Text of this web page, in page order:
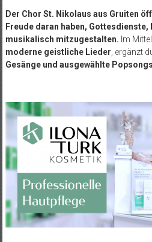
Der Chor St. Nikolaus aus Gruiten
Freude daran haben, Gottesdienste,
musikalisch mitzugestalten. Im
moderne geistliche Lieder , ergänzt
Gesänge und ausgewählte Popsongs